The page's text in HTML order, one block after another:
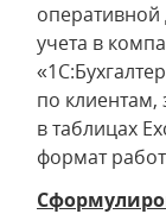
оперативной
учета в
по клиентам,
в таблицах
формат